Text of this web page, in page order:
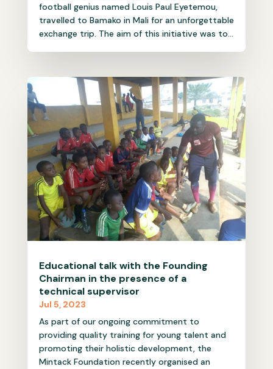
football genius named Louis Paul Eyetemou,
travelled to Bamako in Mali for an unforgettable
exchange trip. The aim of this initiative was to...
Educational talk with the Founding
Chairman in the presence of a
technical supervisor
Jul 5, 2023
As part of our ongoing commitment to
providing quality training for young talent and
promoting their holistic development, the
Mintack Foundation recently organised an